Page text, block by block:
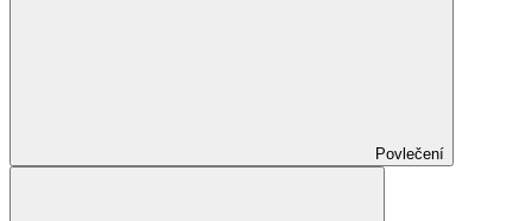
Povlečení